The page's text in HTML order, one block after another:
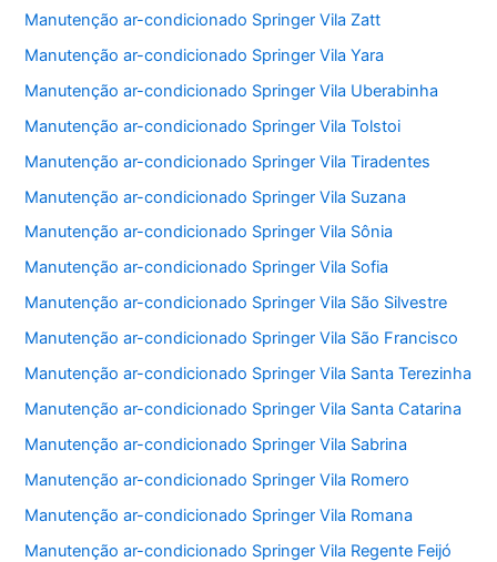
Manutenção ar-condicionado Springer Vila Zatt
Manutenção ar-condicionado Springer Vila Yara
Manutenção ar-condicionado Springer Vila Uberabinha
Manutenção ar-condicionado Springer Vila Tolstoi
Manutenção ar-condicionado Springer Vila Tiradentes
Manutenção ar-condicionado Springer Vila Suzana
Manutenção ar-condicionado Springer Vila Sônia
Manutenção ar-condicionado Springer Vila Sofia
Manutenção ar-condicionado Springer Vila São Silvestre
Manutenção ar-condicionado Springer Vila São Francisco
Manutenção ar-condicionado Springer Vila Santa Terezinha
Manutenção ar-condicionado Springer Vila Santa Catarina
Manutenção ar-condicionado Springer Vila Sabrina
Manutenção ar-condicionado Springer Vila Romero
Manutenção ar-condicionado Springer Vila Romana
Manutenção ar-condicionado Springer Vila Regente Feijó